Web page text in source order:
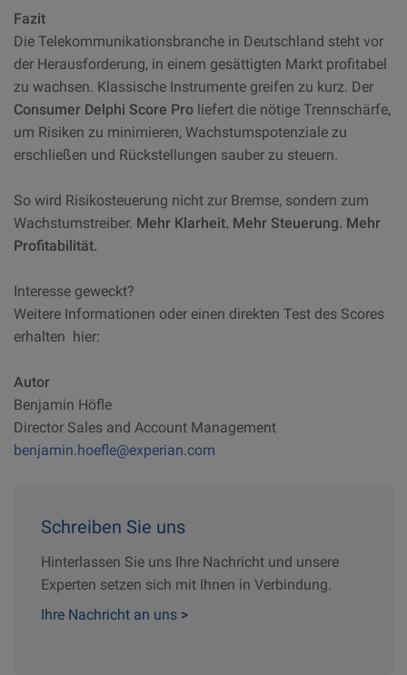
Fazit
Die Telekommunikationsbranche in Deutschland steht vor
der Herausforderung, in einem gesättigten Markt profitabel
zu wachsen. Klassische Instrumente greifen zu kurz. Der
Consumer Delphi Score Pro liefert die nötige Trennschärfe,
um Risiken zu minimieren, Wachstumspotenziale zu
erschließen und Rückstellungen sauber zu steuern.
So wird Risikosteuerung nicht zur Bremse, sondern zum
Wachstumstreiber. Mehr Klarheit. Mehr Steuerung. Mehr
Profitabilität.
Interesse geweckt?
Weitere Informationen oder einen direkten Test des Scores
erhalten hier:
Autor
Benjamin Höfle
Director Sales and Account Management
benjamin.hoefle@experian.com
Schreiben Sie uns
Hinterlassen Sie uns Ihre Nachricht und unsere
Experten setzen sich mit Ihnen in Verbindung.
Ihre Nachricht an uns >